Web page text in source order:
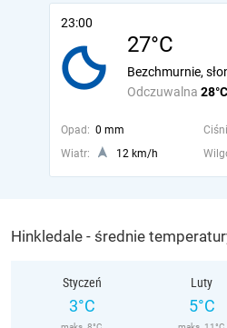
23:00
27°C
Odczuwalna 28°C
Bezchmurnie,
Opad: 0 mm
Wiatr:
12 km/h
Hinkledale - średnie
Styczeń
3°C
Luty
5°C